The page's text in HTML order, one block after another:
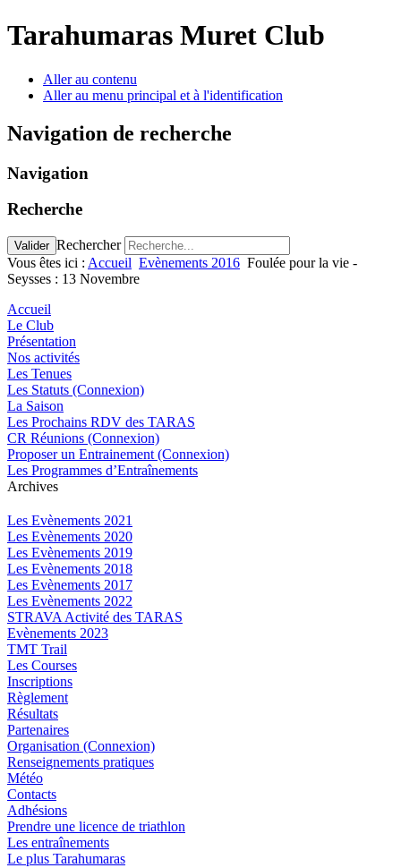
Tarahumaras Muret Club
Aller au contenu
Aller au menu principal et à l'identification
Navigation de recherche
Navigation
Recherche
Valider Rechercher
Vous êtes ici : Accueil Evènements 2016 Foulée pour la vie -
Seysses : 13 Novembre
Accueil
Le Club
Présentation
Nos activités
Les Tenues
Les Statuts (Connexion)
La Saison
Les Prochains RDV des TARAS
CR Réunions (Connexion)
Proposer un Entrainement (Connexion)
Les Programmes d’Entraînements
Archives
Les Evènements 2021
Les Evènements 2020
Les Evènements 2019
Les Evènements 2018
Les Evènements 2017
Les Evènements 2022
STRAVA Activité des TARAS
Evènements 2023
TMT Trail
Les Courses
Inscriptions
Règlement
Résultats
Partenaires
Organisation (Connexion)
Renseignements pratiques
Météo
Contacts
Adhésions
Prendre une licence de triathlon
Les entraînements
Le plus Tarahumaras